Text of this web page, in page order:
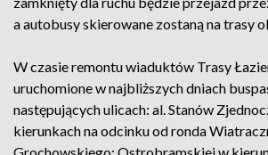
a autobusy skierowane zostaną na trasy
W czasie remontu wiaduktów Trasy
uruchomione w najbliższych dniach
następujących ulicach: al. Stanów
kierunkach na odcinku od ronda